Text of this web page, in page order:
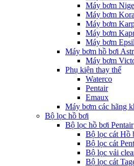
Máy bơm
Máy bơm
Máy bơm
Máy bơm
Máy bơm
Máy bơm hồ bơi
Máy bơm
Phụ kiện thay thế
Waterco
Pentair
Emaux
Máy bơm các hãng
Bộ lọc hồ bơi
Bộ lọc hồ bơi Pentair
Bộ lọc cát Hồ
Bộ lọc cát
Bộ lọc vải
Bộ lọc cát